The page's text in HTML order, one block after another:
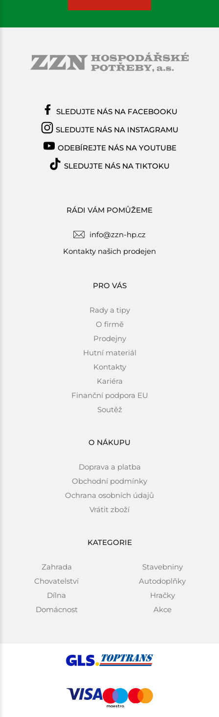
RÁDI VÁM POMŮŽEME
info@zzn-hp.cz
Kontakty našich prodejen
PRO VÁS
Rady a tipy
O firmě
Prodejny
Hutní materiál
Kontakty
Kariéra
Finanční podpora EU
Soutěž
O NÁKUPU
Doprava a platba
Obchodní podmínky
Ochrana osobních údajů
Vrátit zboží
KATEGORIE
Zahrada
Chovatelství
Dílna
Domácnost
Stavebniny
Autodoplňky
Hračky
Akce
SLEDUJTE NÁS NA FACEBOOKU
SLEDUJTE NÁS NA INSTAGRAMU
ODEBÍREJTE NÁS NA YOUTUBE
SLEDUJTE NÁS NA TIKTOKU